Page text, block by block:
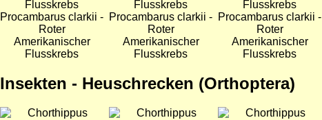
Procambarus clarkii -
Roter
Amerikanischer
Flusskrebs
Procambarus clarkii -
Roter
Amerikanischer
Flusskrebs
Procambarus clarkii -
Roter
Amerikanischer
Flusskrebs
Insekten - Heuschrecken (Orthoptera)
Bild Bild Bild